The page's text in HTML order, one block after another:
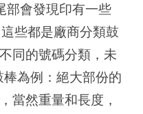
部會發現印有一些
些都是廠商分類鼓
同的號碼分類，未
為例：絕大部份的
當然重量和長度，